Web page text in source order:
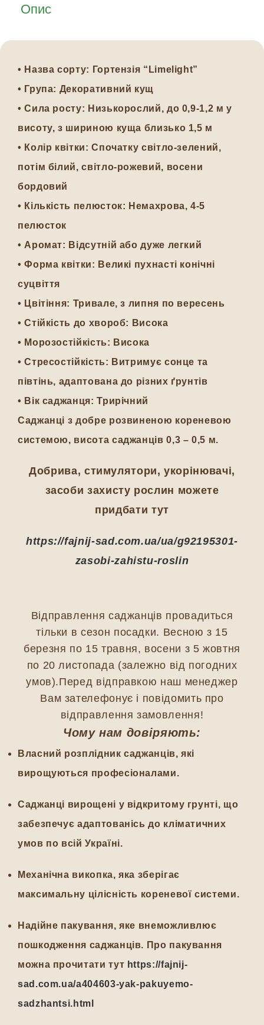
Опис
• Назва сорту: Гортензія “Limelight”
• Група: Декоративний кущ
•Сила росту: Низькорослий, до 0,9-1,2 м у
висоту, з шириною куща близько 1,5 м
• Колір квітки: Спочатку світло-зелений,
потім білий, світло-рожевий, восени
бордовий
• Кількість пелюсток: Немахрова, 4-5
пелюсток
• Аромат: Відсутній або дуже легкий
•Форма квітки: Великі пухнасті конічні
суцвіття
• Цвітіння: Тривале, з липня по вересень
•Стійкість до хвороб: Висока
• Морозостійкість: Висока
•Стресостійкість: Витримує сонце та
півтінь, адаптована до різних ґрунтів
• Вік саджанця: Трирічний
Саджанці з добре розвиненою кореневою
системою, висота саджанців 0,3 – 0,5 м.
Добрива, стимулятори, укорінювачі,
засоби захисту рослин можете
придбати тут
https://fajnij-sad.com.ua/ua/g92195301-
zasobi-zahistu-roslin
Відправлення саджанців провадиться
тільки в сезон посадки. Весною з 15
березня по 15 травня, восени з 5 жовтня
по 20 листопада (залежно від погодних
умов).Перед відправкою наш менеджер
Вам зателефонує і повідомить про
відправлення замовлення!
Чому нам довіряють:
Власний розплідник саджанців, які
вирощуються професіоналами.
Саджанці вирощені у відкритому грунті, що
забезпечує адаптованісь до кліматичних
умов по всій Україні.
Механічна викопка, яка зберігає
максимальну цілісність кореневої системи.
Надійне пакування, яке внеможливлює
пошкодження саджанців. Про пакування
можна прочитати тут https://fajnij-
sad.com.ua/a404603-yak-pakuyemo-
sadzhantsi.html